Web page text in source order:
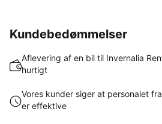
Kundebedømmelser
Aflevering af en bil til Invernalia
hurtigt
Vores kunder siger at personalet
er effektive